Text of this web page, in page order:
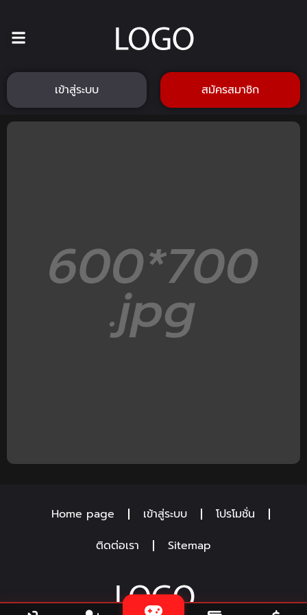
เข้าสู่ระบบ สมัครสมาชิก
Home page เข้าสู่ระบบ
โปรโมชั่น
ติดต่อเรา
Sitemap